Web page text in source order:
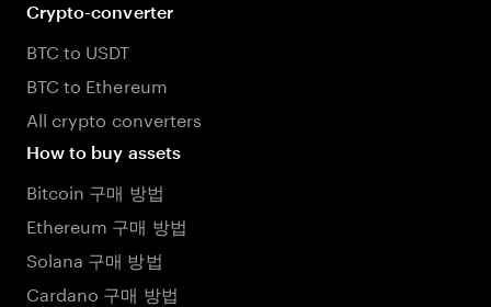
Crypto-converter
BTC to USDT
BTC to Ethereum
All crypto converters
How to buy assets
Bitcoin 구매 방법
Ethereum 구매 방법
Solana 구매 방법
Cardano 구매 방법